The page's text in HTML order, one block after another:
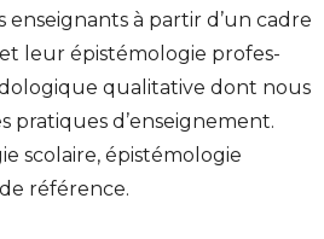
enseignants à partir d’un cadre
leur épistémologie profes-
qualitative dont nous
pratiques d’enseignement.
scolaire, épistémologie
référence.